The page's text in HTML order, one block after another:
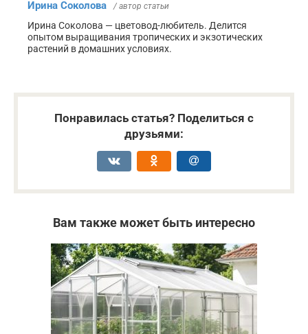
Ирина Соколова / автор статьи
Ирина Соколова — цветовод-любитель. Делится
опытом выращивания тропических и экзотических
растений в домашних условиях.
Понравилась статья? Поделиться с
друзьями:
Вам также может быть интересно